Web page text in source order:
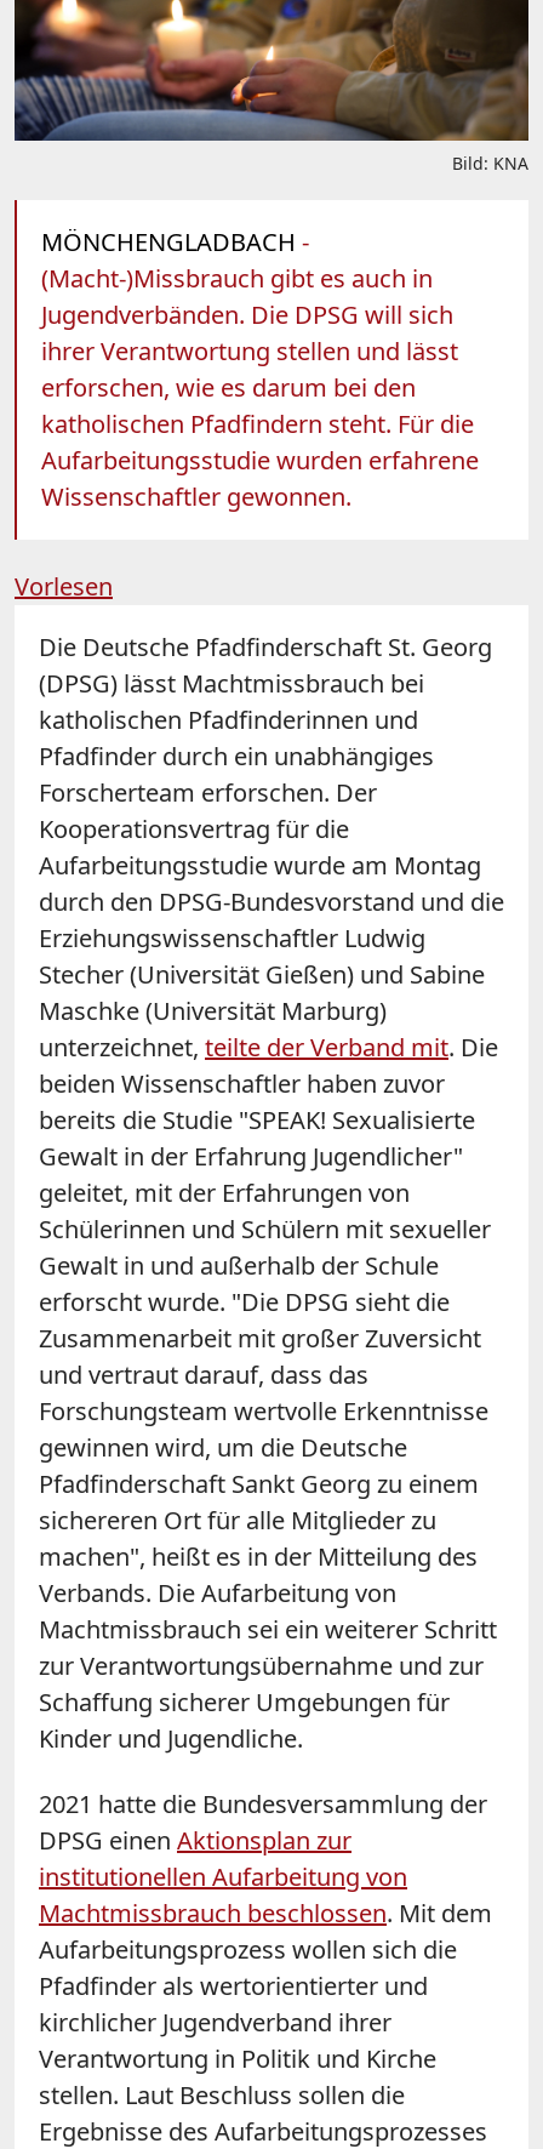
Bild: KNA
MÖNCHENGLADBACH -
(Macht-)Missbrauch gibt es auch in
Jugendverbänden. Die DPSG will sich
ihrer Verantwortung stellen und lässt
erforschen, wie es darum bei den
katholischen Pfadfindern steht. Für die
Aufarbeitungsstudie wurden erfahrene
Wissenschaftler gewonnen.
Vorlesen
Die Deutsche Pfadfinderschaft St. Georg
(DPSG) lässt Machtmissbrauch bei
katholischen Pfadfinderinnen und
Pfadfinder durch ein unabhängiges
Forscherteam erforschen. Der
Kooperationsvertrag für die
Aufarbeitungsstudie wurde am Montag
durch den DPSG-Bundesvorstand und die
Erziehungswissenschaftler Ludwig
Stecher (Universität Gießen) und Sabine
Maschke (Universität Marburg)
unterzeichnet, teilte der Verband mit. Die
beiden Wissenschaftler haben zuvor
bereits die Studie "SPEAK! Sexualisierte
Gewalt in der Erfahrung Jugendlicher"
geleitet, mit der Erfahrungen von
Schülerinnen und Schülern mit sexueller
Gewalt in und außerhalb der Schule
erforscht wurde. "Die DPSG sieht die
Zusammenarbeit mit großer Zuversicht
und vertraut darauf, dass das
Forschungsteam wertvolle Erkenntnisse
gewinnen wird, um die Deutsche
Pfadfinderschaft Sankt Georg zu einem
sichereren Ort für alle Mitglieder zu
machen", heißt es in der Mitteilung des
Verbands. Die Aufarbeitung von
Machtmissbrauch sei ein weiterer Schritt
zur Verantwortungsübernahme und zur
Schaffung sicherer Umgebungen für
Kinder und Jugendliche.
2021 hatte die Bundesversammlung der
DPSG einen Aktionsplan zur
institutionellen Aufarbeitung von
Machtmissbrauch beschlossen. Mit dem
Aufarbeitungsprozess wollen sich die
Pfadfinder als wertorientierter und
kirchlicher Jugendverband ihrer
Verantwortung in Politik und Kirche
stellen. Laut Beschluss sollen die
Ergebnisse des Aufarbeitungsprozesses